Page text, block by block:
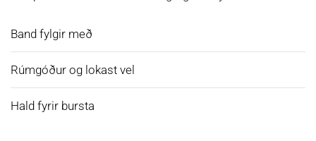
Band fylgir með
Rúmgóður og lokast vel
Hald fyrir bursta